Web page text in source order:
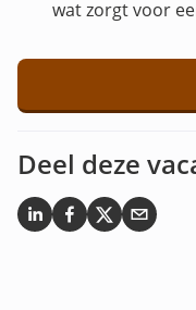
wat zorgt voor
Deel deze